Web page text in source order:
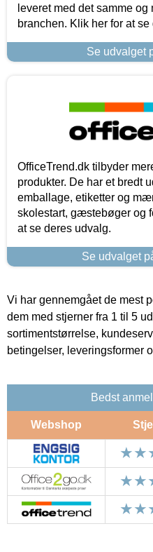
leveret med det samme
branchen. Klik her for at
Se udvalget
OfficeTrend.dk tilbyder
produkter. De har et bredt
emballage, etiketter og
skolestart, gæstebøger og
at se deres udvalg.
Se udvalget
Vi har gennemgået de mest
dem med stjerner fra 1 til 5
sortimentstørrelse,
betingelser, leveringsformer
Bedst
Webshop